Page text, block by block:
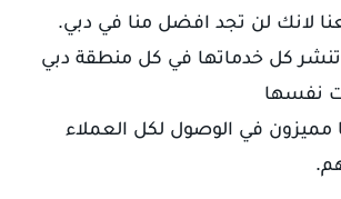
لانك لن تجد افضل منا في دبي.
تنشر كل خدماتها في كل منطقة دبي
نفسها
مميزون في الوصول لكل العملاء